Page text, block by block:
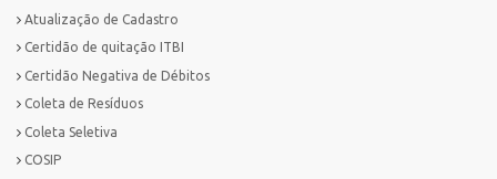
Atualização de Cadastro
Certidão de quitação ITBI
Certidão Negativa de Débitos
Coleta de Resíduos
Coleta Seletiva
COSIP